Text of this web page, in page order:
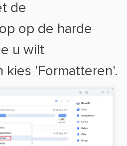
de
op de harde
u wilt
kies 'Formatteren'.